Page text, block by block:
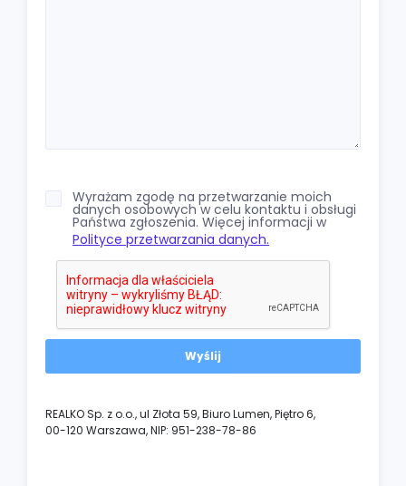
Wyrażam zgodę na przetwarzanie moich
danych osobowych w celu kontaktu i obsługi
Państwa zgłoszenia. Więcej informacji w
Polityce przetwarzania danych.
REALKO Sp. z o.o., ul Złota 59, Biuro Lumen, Piętro 6,
00-120 Warszawa, NIP: 951-238-78-86